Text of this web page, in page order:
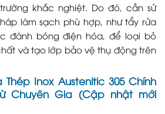
khắc nghiệt. Do đó, cần sử
làm sạch phù hợp, như tẩy rửa
đánh bóng điện hóa, để loại bỏ
và tạo lớp bảo vệ thụ động trên
Inox Austenitic 305 Chính
Chuyên Gia (Cập nhật mới